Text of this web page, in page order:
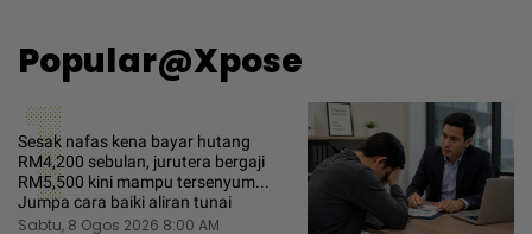
Popular@Xpose
1
Sesak nafas kena bayar hutang
RM4,200 sebulan, jurutera bergaji
RM5,500 kini mampu tersenyum...
Jumpa cara baiki aliran tunai
Sabtu, 8 Ogos 2026 8:00 AM